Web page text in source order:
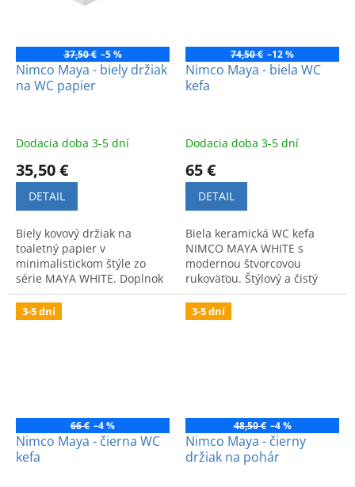
37,50 € –5 %
Nimco Maya - biely držiak
na WC papier
Dodacia doba 3-5 dní
35,50 €
DETAIL
Biely kovový držiak na
toaletný papier v
minimalistickom štýle zo
série MAYA WHITE. Doplnok
pre zladený interiér
kúpeľne.
74,50 € –12 %
Nimco Maya - biela WC
kefa
Dodacia doba 3-5 dní
65 €
DETAIL
Biela keramická WC kefa
NIMCO MAYA WHITE s
modernou štvorcovou
rukoväťou. Štýlový a čistý
dizajn pre zjednotený vzhľad
vašej kúpeľne.
3-5 dní
66 € –4 %
Nimco Maya - čierna WC
kefa
3-5 dní
48,50 € –4 %
Nimco Maya - čierny
držiak na pohár